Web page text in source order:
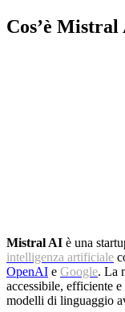
Cos’è Mistral
Mistral AI è una
intelligenza artificiale
OpenAI e Google. La
accessibile, efficiente
modelli di linguaggio